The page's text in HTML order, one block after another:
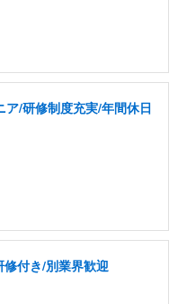
/研修制度充実/年間休日
付き/別業界歓迎